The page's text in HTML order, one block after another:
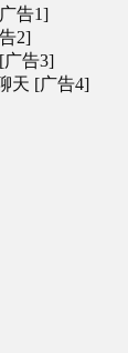
告1]
2]
广告3]
天 [广告4]